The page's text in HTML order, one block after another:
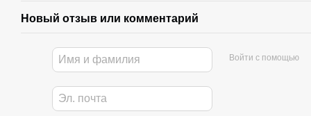
Новый отзыв или комментарий
Войти с помощью